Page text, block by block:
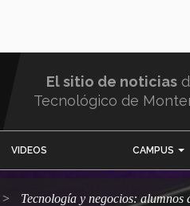
El sitio de noticias
Tecnológico de
VIDEOS CAMPUS
Tecnología y negocios: